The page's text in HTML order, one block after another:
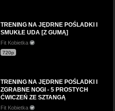
TRENING NA JĘDRNE POŚLADKI I
SMUKŁE UDA [Z GUMĄ]
Fit Kobietka
720p
TRENING NA JĘDRNE POŚLADKI I
ZGRABNE NOGI - 5 PROSTYCH
ĆWICZEŃ ZE SZTANGĄ
Fit Kobietka